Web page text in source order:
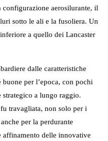
aerosilurante, il
sotto le ali e la fusoliera. Un
a quello dei Lancaster
dalle caratteristiche
per l’epoca, con pochi
a lungo raggio.
travagliata, non solo per i
per la perdurante
delle innovative